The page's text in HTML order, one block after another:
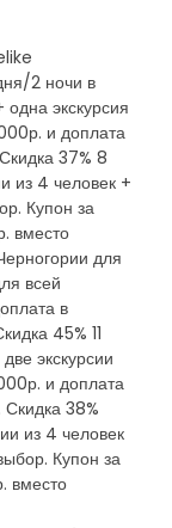
2 ночи в
экскурсия
и доплата
37% 8
из 4 человек +
Купон за
вместо
для
всей
в
45% 11
экскурсии
и доплата
38%
из 4 человек
Купон за
вместо